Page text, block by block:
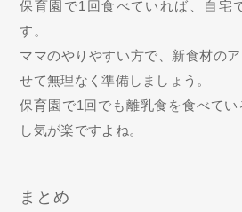
保育園で1回食べていれば、自宅
す。
ママのやりやすい方で、新食材の
せて無理なく準備しましょう。
保育園で1回でも離乳食を食べて
し気が楽ですよね。
まとめ